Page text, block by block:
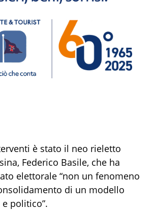
è stato il neo rieletto
Federico Basile, che ha
elettorale “non un fenomeno
di un modello
politico”.